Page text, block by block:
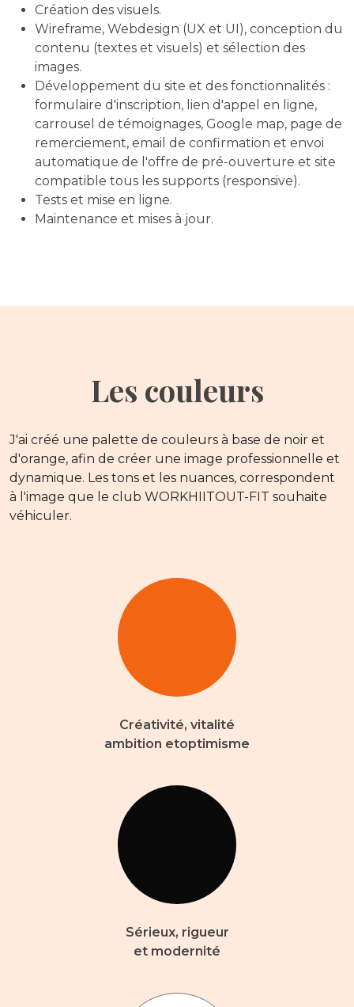
Création des visuels.
Wireframe, Webdesign (UX et UI), conception du
contenu (textes et visuels) et sélection des
images.
Développement du site et des fonctionnalités :
formulaire d'inscription, lien d'appel en ligne,
carrousel de témoignages, Google map, page de
remerciement, email de confirmation et envoi
automatique de l'offre de pré-ouverture et site
compatible tous les supports (responsive).
Tests et mise en ligne.
Maintenance et mises à jour.
Les couleurs
J'ai créé une palette de couleurs à base de noir et
d'orange, afin de créer une image professionnelle et
dynamique. Les tons et les nuances, correspondent
à l'image que le club WORKHIITOUT-FIT souhaite
véhiculer.
Créativité, vitalité
ambition etoptimisme
Sérieux, rigueur
et modernité